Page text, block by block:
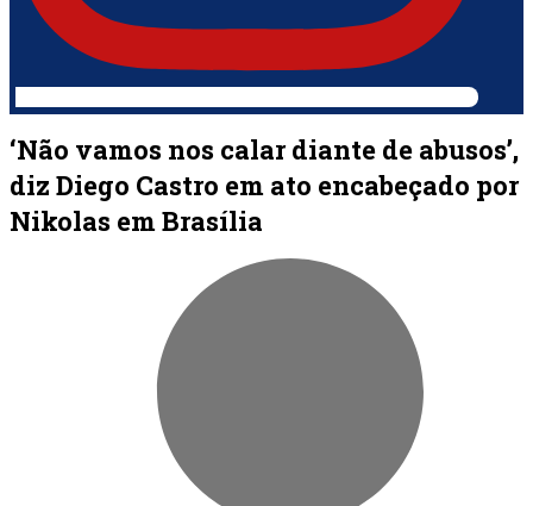
‘Não vamos nos calar diante de abusos’,
diz Diego Castro em ato encabeçado por
Nikolas em Brasília